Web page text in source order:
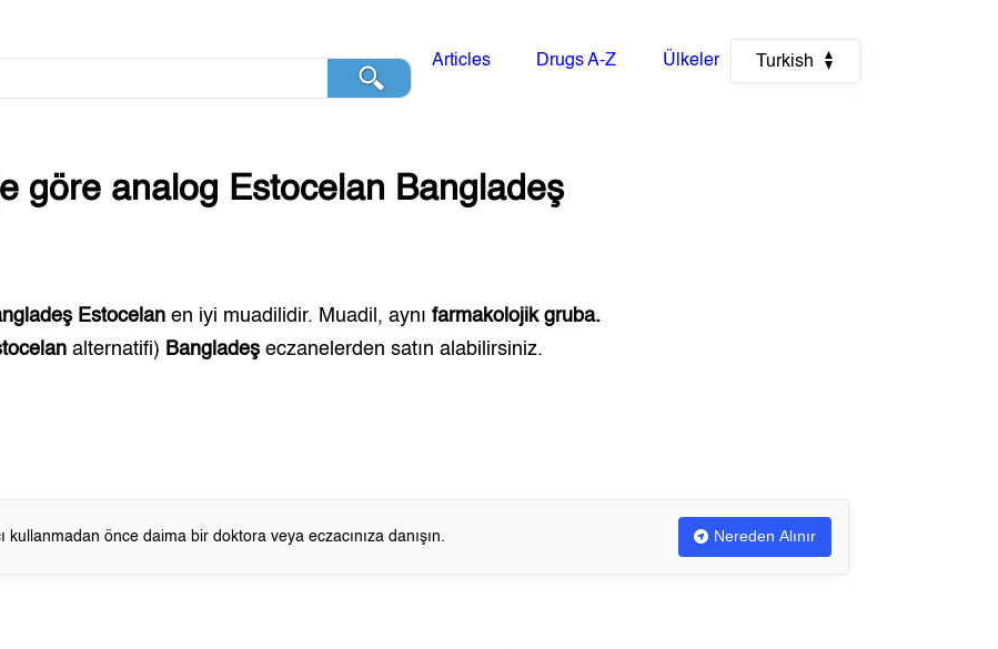
Articles Drugs A-Z Ülkeler Turkish
göre analog Estocelan Bangladeş
Estocelan en iyi muadilidir. Muadil, aynı farmakolojik gruba.
alternatifi) Bangladeş eczanelerden satın alabilirsiniz.
kullanmadan önce daima bir doktora veya eczacınıza danışın. Nereden Alınır